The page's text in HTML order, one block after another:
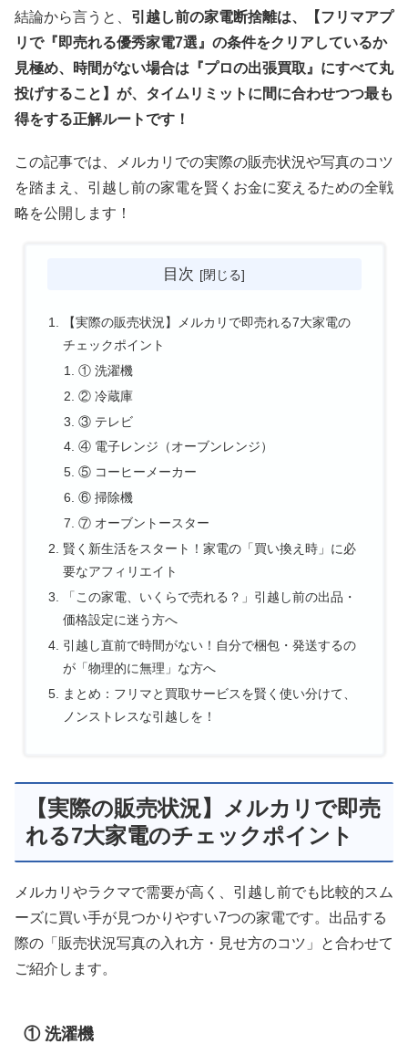
結論から言うと、 引越し前の家電断捨離は、【フリマアプ
リで『即売れる優秀家電7選』の条件をクリアしているか
見極め、時間がない場合は『プロの出張買取』にすべて丸
投げすること】が、タイムリミットに間に合わせつつ最も
得をする正解ルートです！
この記事では、メルカリでの実際の販売状況や写真のコツ
を踏まえ、引越し前の家電を賢くお金に変えるための全戦
略を公開します！
目次
【実際の販売状況】メルカリで即売れる7大家電の
チェックポイント
① 洗濯機
② 冷蔵庫
③ テレビ
④ 電子レンジ（オーブンレンジ）
⑤ コーヒーメーカー
⑥ 掃除機
⑦ オーブントースター
賢く新生活をスタート！家電の「買い換え時」に必
要なアフィリエイト
「この家電、いくらで売れる？」引越し前の出品・
価格設定に迷う方へ
引越し直前で時間がない！自分で梱包・発送するの
が「物理的に無理」な方へ
まとめ：フリマと買取サービスを賢く使い分けて、
ノンストレスな引越しを！
【実際の販売状況】メルカリで即売
れる7大家電のチェックポイント
メルカリやラクマで需要が高く、引越し前でも比較的スム
ーズに買い手が見つかりやすい7つの家電です。出品する
際の「販売状況写真の入れ方・見せ方のコツ」と合わせて
ご紹介します。
① 洗濯機